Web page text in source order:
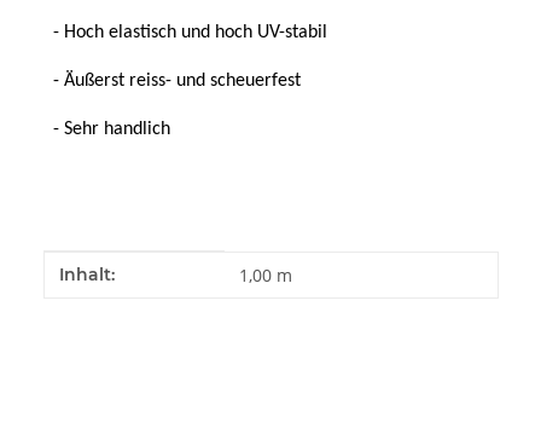
- Hoch elastisch und hoch UV-stabil
- Äußerst reiss- und scheuerfest
- Sehr handlich
Produkteigenschaft
Wert
Inhalt: 1,00 m